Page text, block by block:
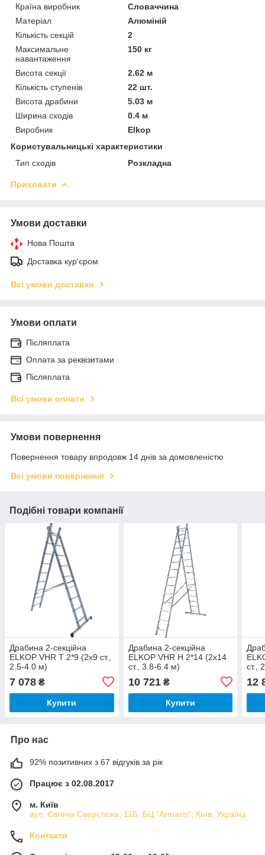
Країна виробник
Словаччина
Матеріал
Алюміній
Кількість секцій
2
Максимальне
навантаження
150 кг
Висота секції
2.62 м
Кількість ступенів
22 шт.
Висота драбини
5.03 м
Ширина сходів
0.4 м
Виробник
Elkop
Користувальницькі характеристики
Тип сходів
Розкладна
Приховати
Умови доставки
Нова Пошта
Доставка кур'єром
Всі умови доставки
Умови оплати
Післяплата
Оплата за реквізитами
Післяплата
Всі умови оплати
Умови повернення
Повернення товару впродовж 14 днів за домовленістю
Всі умови повернення
Подібні товари компанії
Драбина 2-секційна
ELKOP VHR T 2*9 (2х9 ст.,
2.5-4.0 м)
7 078 ₴
Купити
Драбина 2-секційна
ELKOP VHR H 2*14 (2х14
ст., 3.8-6.4 м)
10 721₴
Купити
ст.,
12
Про нас
92% позитивних з 67 відгуків за рік
Працює з 02.08.2017
м. Київ
вул. Євгена Сверстюка, 11Б, БЦ "Armaris", Київ, Україна
Контакти